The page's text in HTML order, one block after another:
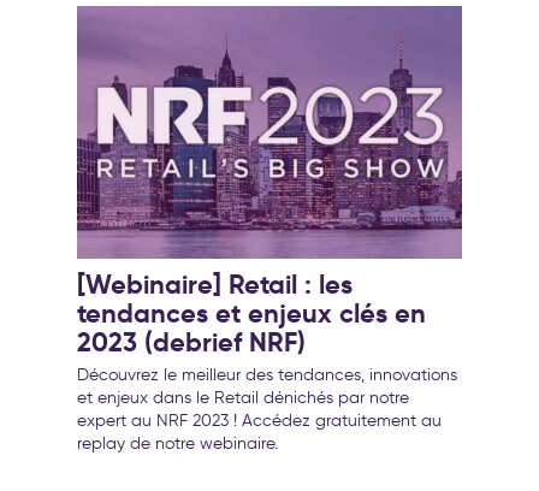
[Webinaire] Retail : les
tendances et enjeux clés en
2023 (debrief NRF)
Découvrez le meilleur des tendances, innovations
et enjeux dans le Retail dénichés par notre
expert au NRF 2023 ! Accédez gratuitement au
replay de notre webinaire.